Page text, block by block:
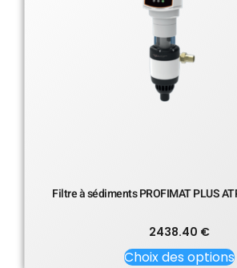
Filtre à sédiments PROFIMAT PLUS
2438.40 €
Choix des options